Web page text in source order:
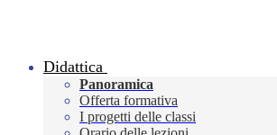
Didattica
Panoramica
Offerta formativa
I progetti delle classi